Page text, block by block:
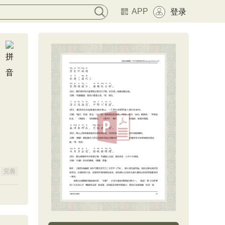
APP 登录
完善